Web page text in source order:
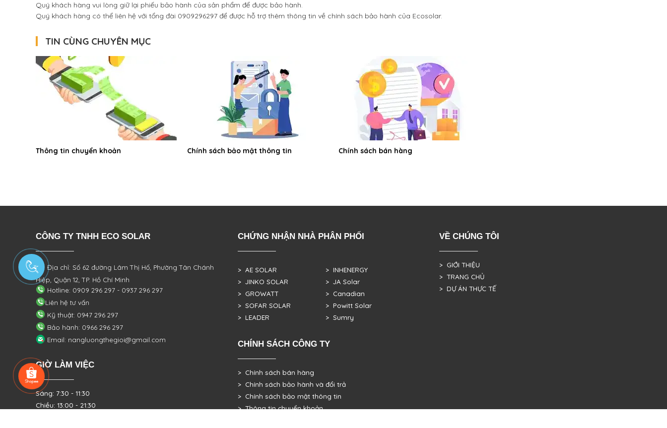
Quý khách hàng vui lòng giữ lại phiếu bảo hành của sản phẩm để được bảo hành.
Quý khách hàng có thể liên hệ với tổng đài 0909296297 để được hỗ trợ thêm thông tin về chính sách bảo hành của Ecosolar.
TIN CÙNG CHUYÊN MỤC
Thông tin chuyển khoản Chính sách bảo mật thông tin Chính sách bán hàng
CÔNG TY TNHH ECO SOLAR
Địa chỉ: Số 62 đường Lâm Thị Hố, PhườngTân Chánh
Hiệp, Quận 12, TP. Hồ Chí Minh
Hotline: 0909 296 297 - 0937 296 297
Liên hệ tư vấn
Kỹ thuật: 0947 296 297
Bảo hành: 0966 296 297
Email: nangluongthegioi@gmail.com
GIỜ LÀM VIỆC
Sáng: 7:30 - 11:30
Chiều: 13:00 - 21:30
CHỨNG NHẬN NHÀ PHÂN PHỐI
> AE SOLAR
> JINKO SOLAR
> GROWATT
> SOFAR SOLAR
> LEADER
> INHENERGY
> JA Solar
> Canadian
> Powitt Solar
> Sumry
CHÍNH SÁCH CÔNG TY
> Chính sách bán hàng
> Chính sách bảo hành và đổi trả
> Chính sách bảo mật thông tin
> Thông tin chuyển khoản
VỀ CHÚNG TÔI
> GIỚI THIỆU
> TRANG CHỦ
> DỰ ÁN THỰC TẾ